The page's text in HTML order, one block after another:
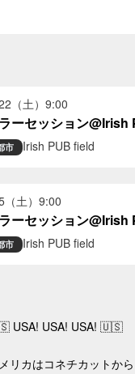
（土） 9:00
ーセッション
市 Irish PUB field
土） 9:00
ーセッション
市 Irish PUB field
USA! USA! USA! 🇺🇸
リカはコネチカットか